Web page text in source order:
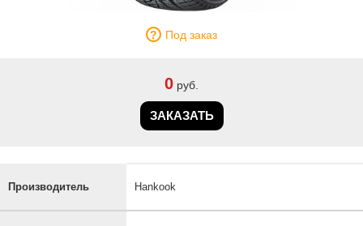
Под заказ
0 руб.
ЗАКАЗАТЬ
Производитель Hankook